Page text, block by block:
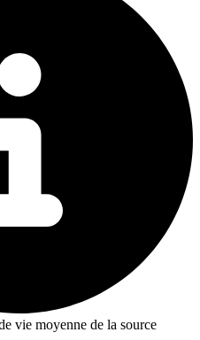
vie moyenne de la source